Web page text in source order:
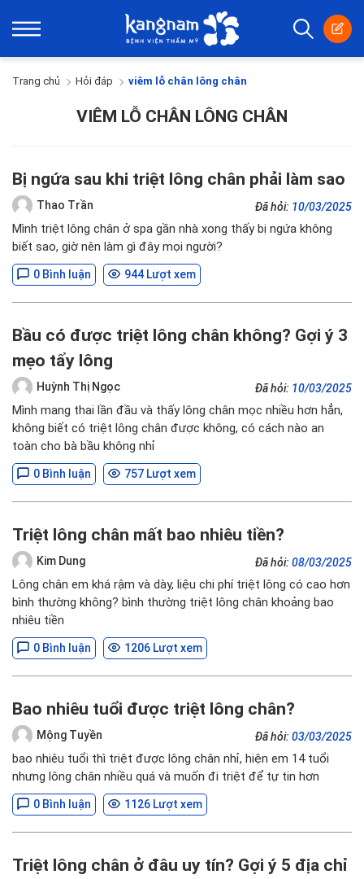
Trang chủ Hỏi đáp viêm lỗ chân lông chân
VIÊM LỖ CHÂN LÔNG CHÂN
Bị ngứa sau khi triệt lông chân phải làm sao
Thao Trần Đã hỏi: 10/03/2025
Mình triệt lông chân ở spa gần nhà xong thấy bị ngứa không
biết sao, giờ nên làm gì đây mọi người?
0 Bình luận 944 Lượt xem
Bầu có được triệt lông chân không? Gợi ý 3
mẹo tẩy lông
Huỳnh Thị Ngọc Đã hỏi: 10/03/2025
Mình mang thai lần đầu và thấy lông chân mọc nhiều hơn hẳn,
không biết có triệt lông chân được không, có cách nào an
toàn cho bà bầu không nhỉ
0 Bình luận 757 Lượt xem
Triệt lông chân mất bao nhiêu tiền?
Kim Dung Đã hỏi: 08/03/2025
Lông chân em khá rậm và dày, liệu chi phí triệt lông có cao hơn
bình thường không? bình thường triệt lông chân khoảng bao
nhiêu tiền
0 Bình luận 1206 Lượt xem
Bao nhiêu tuổi được triệt lông chân?
Mộng Tuyền Đã hỏi: 03/03/2025
bao nhiêu tuổi thì triệt được lông chân nhỉ, hiện em 14 tuổi
nhưng lông chân nhiều quá và muốn đi triệt để tự tin hơn
0 Bình luận 1126 Lượt xem
Triệt lông chân ở đâu uy tín? Gợi ý 5 địa chỉ